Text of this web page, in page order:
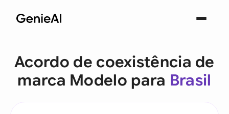
Acordo de coexistência de
marca Modelo para Brasil